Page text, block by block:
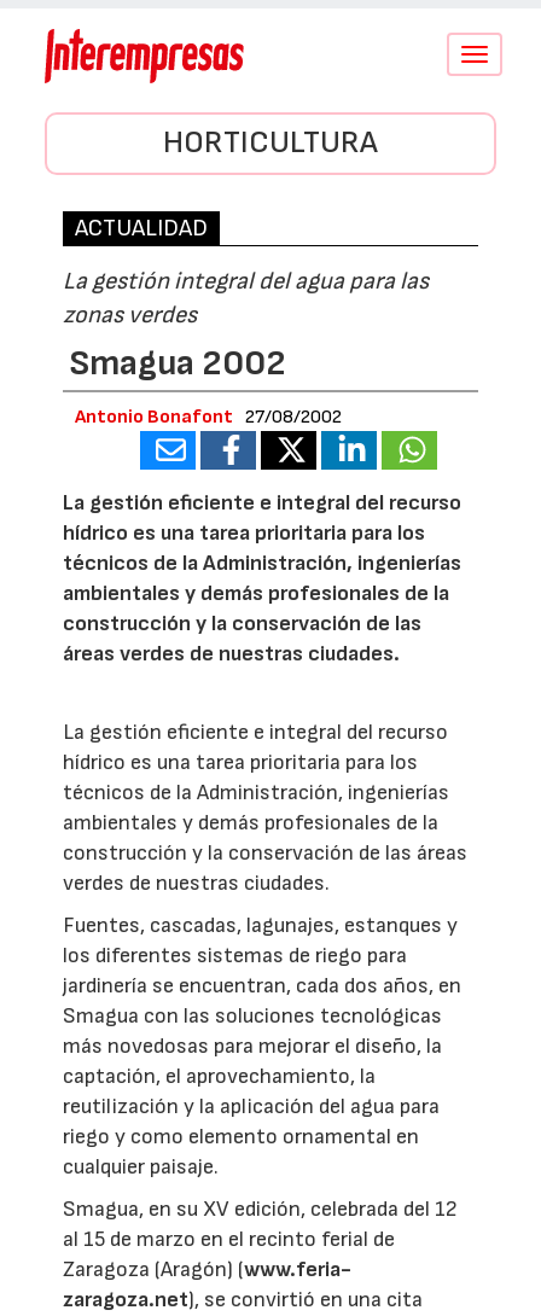
Conmutar
HORTICULTURA
ACTUALIDAD
La gestión integral del agua para las
zonas verdes
Smagua 2002
Antonio Bonafont 27/08/2002
La gestión eficiente e integral del recurso
hídrico es una tarea prioritaria para los
técnicos de la Administración, ingenierías
ambientales y demás profesionales de la
construcción y la conservación de las
áreas verdes de nuestras ciudades.
La gestión eficiente e integral del recurso
hídrico es una tarea prioritaria para los
técnicos de la Administración, ingenierías
ambientales y demás profesionales de la
construcción y la conservación de las áreas
verdes de nuestras ciudades.
Fuentes, cascadas, lagunajes, estanques y
los diferentes sistemas de riego para
jardinería se encuentran, cada dos años, en
Smagua con las soluciones tecnológicas
más novedosas para mejorar el diseño, la
captación, el aprovechamiento, la
reutilización y la aplicación del agua para
riego y como elemento ornamental en
cualquier paisaje.
Smagua, en su XV edición, celebrada del 12
al 15 de marzo en el recinto ferial de
Zaragoza (Aragón) (www.feria-
zaragoza.net), se convirtió en una cita